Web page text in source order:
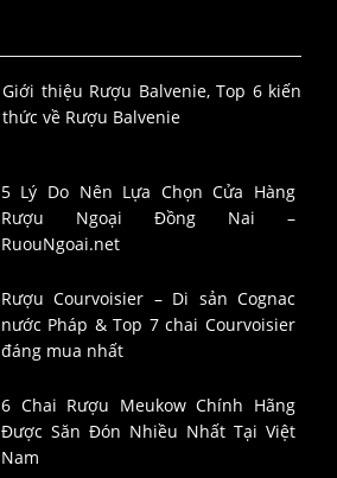
Giới thiệu Rượu Balvenie, Top 6 kiến
thức về Rượu Balvenie
5 Lý Do Nên Lựa Chọn Cửa Hàng
Rượu Ngoại Đồng Nai –
RuouNgoai.net
Rượu Courvoisier – Di sản Cognac
nước Pháp & Top 7 chai Courvoisier
đáng mua nhất
6 Chai Rượu Meukow Chính Hãng
Được Săn Đón Nhiều Nhất Tại Việt
Nam